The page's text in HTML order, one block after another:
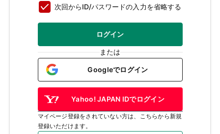
次回からID/パスワードの入力を省略する
ログイン
または
Googleでログイン
Yahoo! JAPAN IDでログイン
マイページ登録をされていない方は、こちらから新規
登録いただけます。